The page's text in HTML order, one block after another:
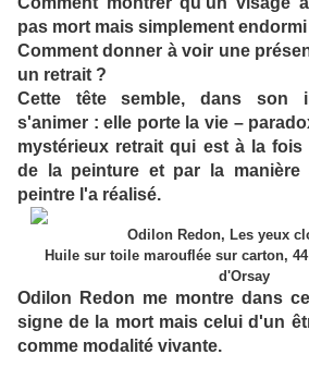
pas mort mais simplement endormi
Comment donner à voir une
un retrait ?
Cette tête semble, dans son
s'animer : elle porte la vie –
mystérieux retrait qui est à la
de la peinture et par la
peintre l'a réalisé.
Odilon Redon, Les yeux
Huile sur toile marouflée sur carton,
d'Orsay
Odilon Redon me montre dans
signe de la mort mais celui d'un
comme modalité vivante.